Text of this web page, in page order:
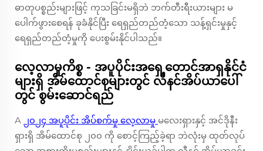
ဓာတုပစ္စည်းများဖြင့် ကုသခြင်းမရှိဘဲ ဘက်တီးရီးယားများ မ
ပေါက်ဖွားစေရန် ခုခံနိုင်ပြီး ရေရှည်တည်တံ့သော သန့်ရှင်းမှုနှင့်
ရေရှည်တည်တံ့မှုကို ပေးစွမ်းနိုင်ပါသည်။
လေ့လာမှုကိစ္စ - အပူပိုင်းအရှေ့တောင်အာရှနိုင်ငံ
များရှိ အိမ်ထောင်စုများတွင် လီနင်အိပ်ယာပေါ်
တွင် စွမ်းဆောင်ရည်
A ၂၀၂၄ အပူပိုင်း အိပ်စက်မှု လေ့လာမှု မလေးရှားနှင့် အင်ဒိုနီး
ရှားရှိ အိမ်ထောင်စု ၂၀၀ ကို စောင့်ကြည့်ခဲ့ရာ ဘဲလုံးမှ ထုတ်လုပ်